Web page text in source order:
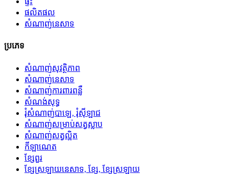
ផលិតផល
សំណាញ់នេសាទ
ប្រភេទ
សំណាញ់សុវត្ថិភាព
សំណាញ់នេសាទ
សំណាញ់ការពារពន្លឺ
សំណង់សុទ្ធ
រុំសំណាញ់បាឡេ, រុំស៊ីឡាជ
សំណាញ់​សម្រាប់​សត្វ​ស្លាប
សំណាញ់​សត្វល្អិត
កីឡាណេត
ខ្សែពួរ
ខ្សែស្រឡាយនេសាទ, ខ្សែ, ខ្សែស្រឡាយ